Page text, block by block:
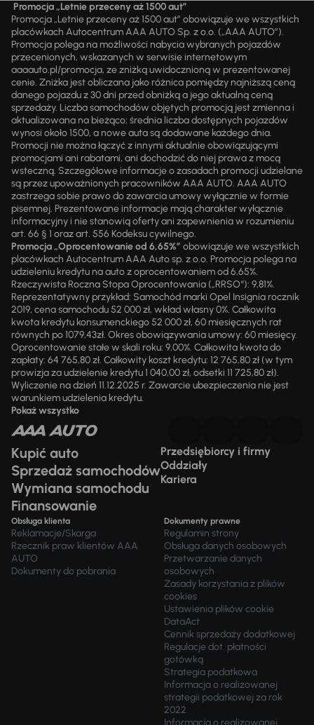
Promocja „Letnie przeceny aż 1500 aut”
Promocja „Letnie przeceny aż 1500 aut” obowiązuje we wszystkich
placówkach Autocentrum AAA AUTO Sp. z o.o. („AAA AUTO”).
Promocja polega na możliwości nabycia wybranych pojazdów
przecenionych, wskazanych w serwisie internetowym
aaaauto.pl/promocja, ze zniżką uwidocznioną w prezentowanej
cenie. Zniżka jest obliczana jako różnica pomiędzy najniższą ceną
danego pojazdu z 30 dni przed obniżką a jego aktualną ceną
sprzedaży. Liczba samochodów objętych promocją jest zmienna i
aktualizowana na bieżąco; średnia liczba dostępnych pojazdów
wynosi około 1500, a nowe auta są dodawane każdego dnia.
Promocji nie można łączyć z innymi aktualnie obowiązującymi
promocjami ani rabatami, ani dochodzić do niej prawa z mocą
wsteczną. Szczegółowe informacje o zasadach promocji udzielane
są przez upoważnionych pracowników AAA AUTO. AAA AUTO
zastrzega sobie prawo do zawarcia umowy wyłącznie w formie
pisemnej. Prezentowane informacje mają charakter wyłącznie
informacyjny i nie stanowią oferty ani zapewnienia w rozumieniu
art. 66 § 1 oraz art. 556 Kodeksu cywilnego.
Promocja „Oprocentowanie od 6,65%” obowiązuje we wszystkich
placówkach Autocentrum AAA Auto sp. z o.o. Promocja polega na
udzieleniu kredytu na auto z oprocentowaniem od 6,65%.
Rzeczywista Roczna Stopa Oprocentowania („RRSO“): 9,81%.
Reprezentatywny przykład: Samochód marki Opel Insignia rocznik
2019, cena samochodu 52 000 zł, wkład własny 0%. Całkowita
kwota kredytu konsumenckiego 52 000 zł, 60 miesięcznych rat
równych po 1079,43zł. Okres obowiązywania umowy: 60 miesięcy.
Oprocentowanie stałe w skali roku: 9,00%. Całkowita kwota do
zapłaty: 64 765,80 zł. Całkowity koszt kredytu: 12 765,80 zł (w tym
prowizja za udzielenie kredytu 1 040,00 zł, odsetki 11 725,80 zł).
Wyliczenie na dzień 11.12.2025 r. Zawarcie ubezpieczenia nie jest
warunkiem udzielenia kredytu.
Pokaż wszystko
Kupić auto
Sprzedaż samochodów
Wymiana samochodu
Finansowanie
Przedsiębiorcy i firmy
Oddziały
Kariera
Obsługa klienta
Reklamacje/Skarga
Rzecznik praw klientów AAA
AUTO
Dokumenty do pobrania
Dokumenty prawne
Regulamin strony
Obsługa danych osobowych
Przetwarzanie danych
osobowych
Zasady korzystania z plików
cookies
Ustawienia plików cookie
DataAct
Cennik sprzedaży dodatkowej
Regulacje dot. płatności
gotówką
Strategia podatkowa
Informacja o realizowanej
strategii podatkowej za rok
2022
Informacja o realizowanej